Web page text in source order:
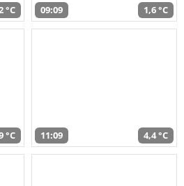
°C 09:09 1,6 °C
°C 11:09 4,4 °C